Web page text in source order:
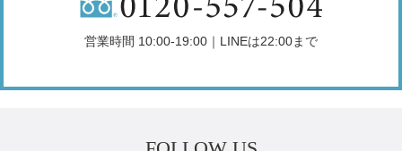
営業時間 10:00-19:00｜LINEは22:00まで